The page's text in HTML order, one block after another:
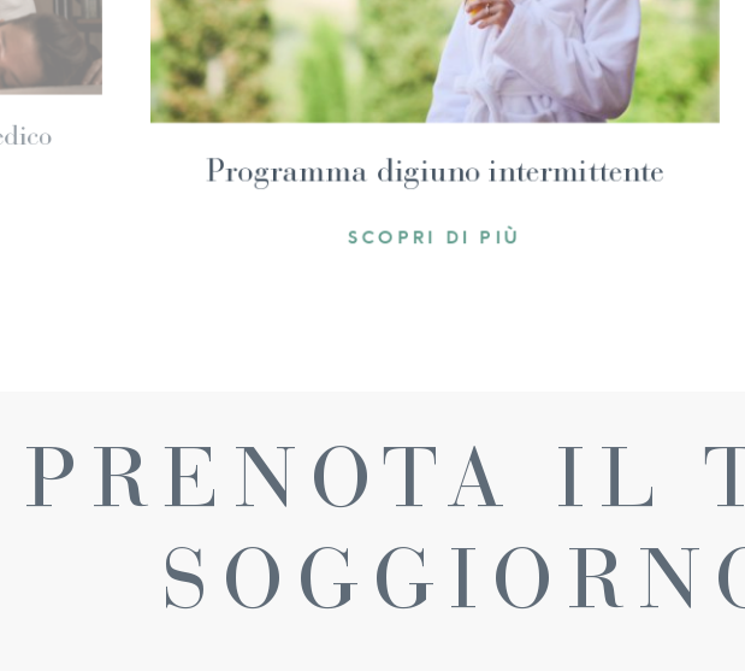
Percorso Equilibrium ayurvedico
di autoconsapevolezza
Programma
PRENOTA IL